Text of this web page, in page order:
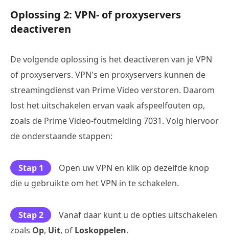
Oplossing 2: VPN- of proxyservers
deactiveren
De volgende oplossing is het deactiveren van je VPN
of proxyservers. VPN's en proxyservers kunnen de
streamingdienst van Prime Video verstoren. Daarom
lost het uitschakelen ervan vaak afspeelfouten op,
zoals de Prime Video-foutmelding 7031. Volg hiervoor
de onderstaande stappen:
Stap 1
Open uw VPN en klik op dezelfde knop
die u gebruikte om het VPN in te schakelen.
Stap 2
Vanaf daar kunt u de opties uitschakelen
zoals Op, Uit, of Loskoppelen.